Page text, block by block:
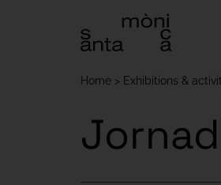
Home Exhibitions &